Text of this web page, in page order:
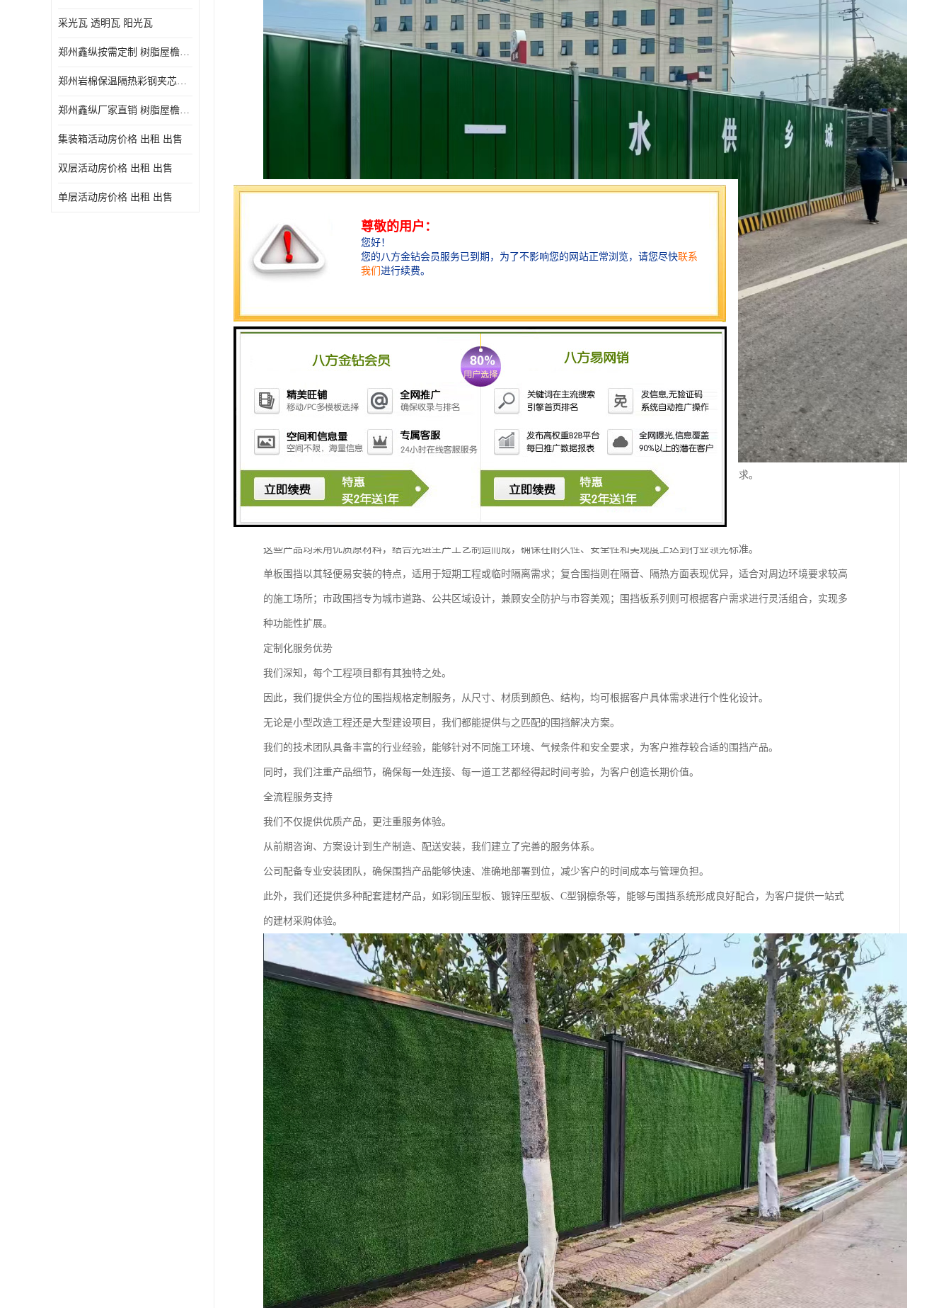
采光瓦 透明瓦 阳光瓦
郑州鑫纵按需定制 树脂屋檐装饰塑料琉璃瓦片 中式仿古瓦的特点 价格
郑州岩棉保温隔热彩钢夹芯板 郑州鑫纵支持定做
郑州鑫纵厂家直销 树脂屋檐装饰塑料琉璃瓦片 中式仿古瓦的特点 价格
集装箱活动房价格 出租 出售
双层活动房价格 出租 出售
单层活动房价格 出租 出售
我们深耕新型建材领域多年，致力于为客户提供全方位、高品质的围挡解决方案，满足不同场景下的个性化需求。
专业围挡产品体系
我们拥有完善的围挡产品线，涵盖单板围挡、复合围挡、市政围挡及围挡板等多种类型。
这些产品均采用优质原材料，结合先进生产工艺制造而成，确保在耐久性、安全性和美观度上达到行业领先标准。
单板围挡以其轻便易安装的特点，适用于短期工程或临时隔离需求；复合围挡则在隔音、隔热方面表现优异，适合对周边环境要求较高
的施工场所；市政围挡专为城市道路、公共区域设计，兼顾安全防护与市容美观；围挡板系列则可根据客户需求进行灵活组合，实现多
种功能性扩展。
定制化服务优势
我们深知，每个工程项目都有其独特之处。
因此，我们提供全方位的围挡规格定制服务，从尺寸、材质到颜色、结构，均可根据客户具体需求进行个性化设计。
无论是小型改造工程还是大型建设项目，我们都能提供与之匹配的围挡解决方案。
我们的技术团队具备丰富的行业经验，能够针对不同施工环境、气候条件和安全要求，为客户推荐较合适的围挡产品。
同时，我们注重产品细节，确保每一处连接、每一道工艺都经得起时间考验，为客户创造长期价值。
全流程服务支持
我们不仅提供优质产品，更注重服务体验。
从前期咨询、方案设计到生产制造、配送安装，我们建立了完善的服务体系。
公司配备专业安装团队，确保围挡产品能够快速、准确地部署到位，减少客户的时间成本与管理负担。
此外，我们还提供多种配套建材产品，如彩钢压型板、镀锌压型板、C型钢檩条等，能够与围挡系统形成良好配合，为客户提供一站式
的建材采购体验。